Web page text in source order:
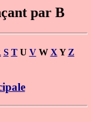
par B
S TU VW X Y Z